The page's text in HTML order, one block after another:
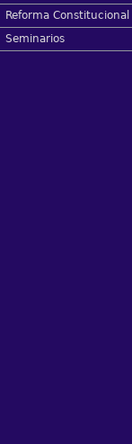
Reforma Constitucional
Seminarios